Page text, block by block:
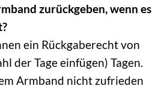
zurückgeben, wenn es
ein Rückgaberecht von
der Tage einfügen) Tagen.
Armband nicht zufrieden